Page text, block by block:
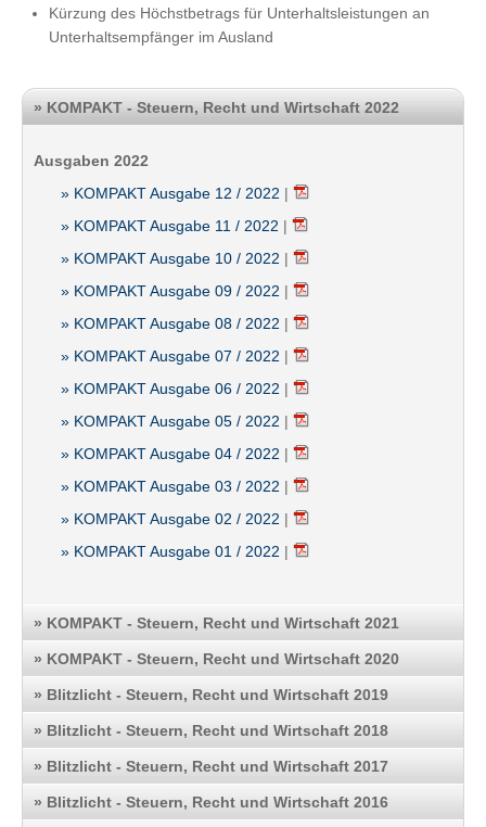
Kürzung des Höchstbetrags für Unterhaltsleistungen an
Unterhaltsempfänger im Ausland
» KOMPAKT - Steuern, Recht und Wirtschaft 2022
Ausgaben 2022
» KOMPAKT Ausgabe 12 / 2022 |
» KOMPAKT Ausgabe 11 / 2022 |
» KOMPAKT Ausgabe 10 / 2022 |
» KOMPAKT Ausgabe 09 / 2022 |
» KOMPAKT Ausgabe 08 / 2022 |
» KOMPAKT Ausgabe 07 / 2022 |
» KOMPAKT Ausgabe 06 / 2022 |
» KOMPAKT Ausgabe 05 / 2022 |
» KOMPAKT Ausgabe 04 / 2022 |
» KOMPAKT Ausgabe 03 / 2022 |
» KOMPAKT Ausgabe 02 / 2022 |
» KOMPAKT Ausgabe 01 / 2022 |
» KOMPAKT - Steuern, Recht und Wirtschaft 2021
» KOMPAKT - Steuern, Recht und Wirtschaft 2020
» Blitzlicht - Steuern, Recht und Wirtschaft 2019
» Blitzlicht - Steuern, Recht und Wirtschaft 2018
» Blitzlicht - Steuern, Recht und Wirtschaft 2017
» Blitzlicht - Steuern, Recht und Wirtschaft 2016